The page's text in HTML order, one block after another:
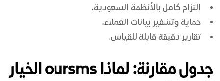
التزام كامل بالأنظمة السعودية.
حماية وتشفير بيانات العملاء.
تقارير دقيقة قابلة للقياس.
جدول مقارنة: لماذا oursms الخيار